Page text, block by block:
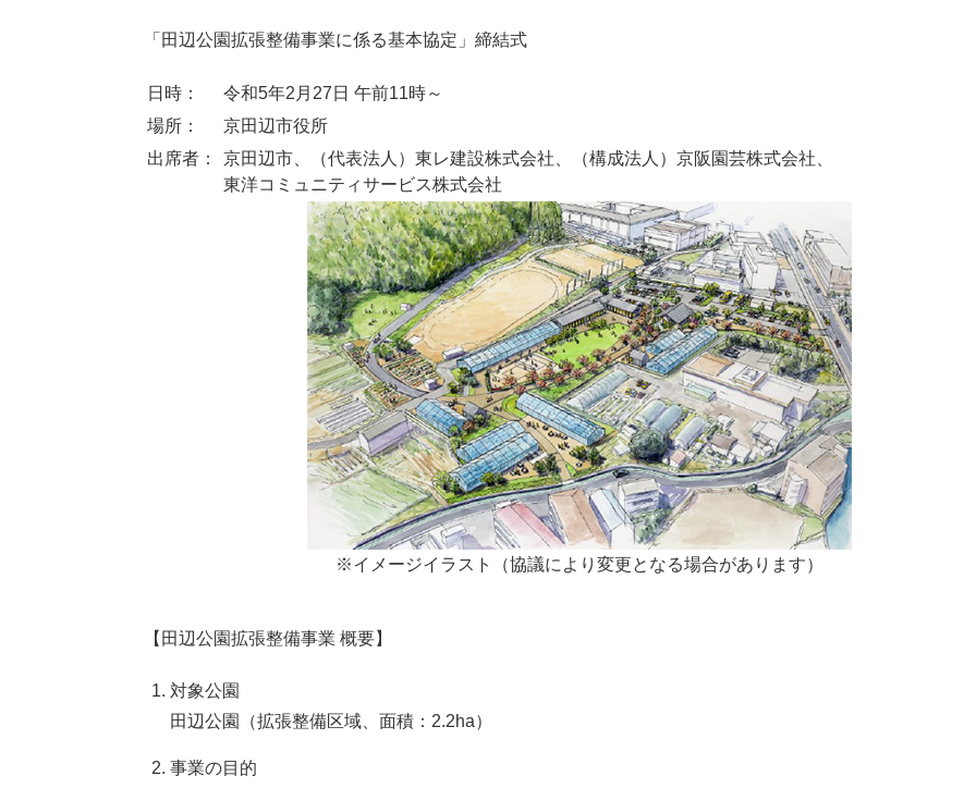
「田辺公園拡張整備事業に係る基本協定」締結式
日時：
令和5年2月27日 午前11時～
場所：
京田辺市役所
出席者：
京田辺市、（代表法人）東レ建設株式会社、（構成法人）京阪園芸株式会社、
東洋コミュニティサービス株式会社
※イメージイラスト（協議により変更となる場合があります）
【田辺公園拡張整備事業 概要】
対象公園
田辺公園（拡張整備区域、面積：2.2ha）
事業の目的